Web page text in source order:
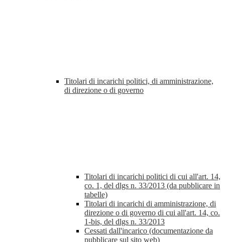
Titolari di incarichi politici, di amministrazione,
di direzione o di governo
Titolari di incarichi politici di cui all'art. 14,
co. 1, del dlgs n. 33/2013 (da pubblicare in
tabelle)
Titolari di incarichi di amministrazione, di
direzione o di governo di cui all'art. 14, co.
1-bis, del dlgs n. 33/2013
Cessati dall'incarico (documentazione da
pubblicare sul sito web)